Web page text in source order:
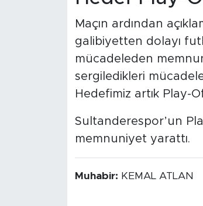
Maçın ardından
galibiyetten dolayı
mücadeleden
sergiledikleri
Hedefimiz artık Play-
Sultanderespor’un
memnuniyet yarattı.
Muhabir: KEMAL ATLAN